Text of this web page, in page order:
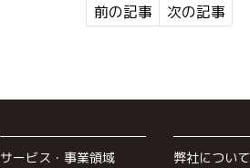
前の記事 次の記事
サービス・事業領域 弊社について